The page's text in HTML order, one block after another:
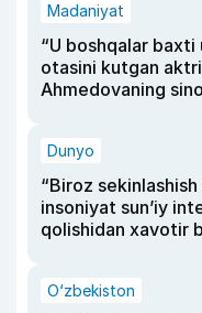
Madaniyat
“U boshqalar baxti
otasini kutgan
Ahmedovaning
Dunyo
“Biroz
insoniyat sun’iy
qolishidan xavotir
O‘zbekiston